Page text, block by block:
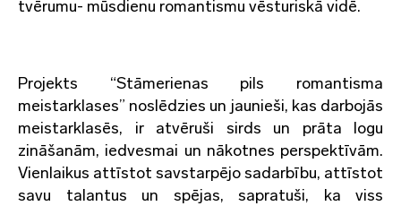
tvērumu- mūsdienu romantismu vēsturiskā vidē.
Projekts “Stāmerienas pils romantisma
meistarklases” noslēdzies un jaunieši, kas darbojās
meistarklasēs, ir atvēruši sirds un prāta logu
zināšanām, iedvesmai un nākotnes perspektīvām.
Vienlaikus attīstot savstarpējo sadarbību, attīstot
savu talantus un spējas, sapratuši, ka viss